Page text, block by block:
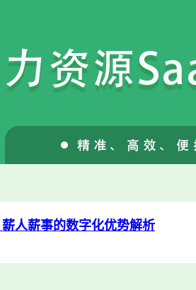
人薪事的数字化优势解析